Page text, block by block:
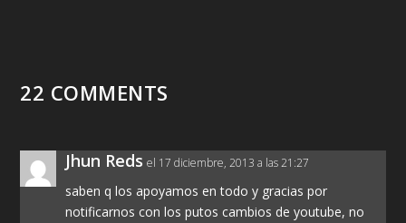
22 COMMENTS
Jhun Reds el 17 diciembre, 2013 a las 21:27
saben q los apoyamos en todo y gracias por
notificarnos con los putos cambios de youtube, no